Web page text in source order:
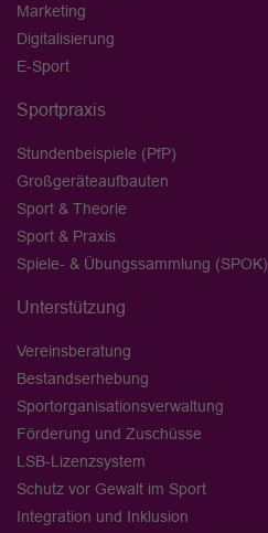
Marketing
Digitalisierung
E-Sport
Sportpraxis
Stundenbeispiele (PfP)
Großgeräteaufbauten
Sport & Theorie
Sport & Praxis
Spiele- & Übungssammlung (SPOK)
Unterstützung
Vereinsberatung
Bestandserhebung
Sportorganisationsverwaltung
Förderung und Zuschüsse
LSB-Lizenzsystem
Schutz vor Gewalt im Sport
Integration und Inklusion